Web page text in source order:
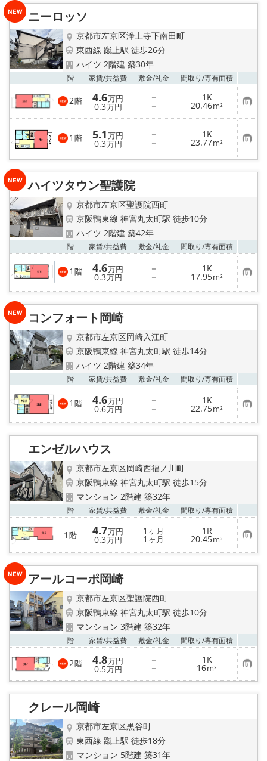
り
ニーロッソ
京都市左京区浄土寺下南田町
東西線 蹴上駅 徒歩26分
ハイツ 2階建 築30年
階 家賃/共益費 敷金/礼金 間取り/専有面積
2階 4.6万円
0.3万円
－
－
1K
20.46m² お
気
に
入
り
登
録
1 階 5.1万円
0.3万円
－
－
1K
23.77m² お
気
に
り
ハイツタウン聖護院
京都市左京区聖護院西町
京阪鴨東線 神宮丸太町駅 徒歩10分
ハイツ 2階建 築42年
階 家賃/共益費 敷金/礼金 間取り/専有面積
1 階 4.6万円
0.3万円
－
－
1K
17.95m² お
気
に
コンフォート岡崎
京都市左京区岡崎入江町
京阪鴨東線 神宮丸太町駅 徒歩14分
ハイツ 2階建 築34年
階 家賃/共益費 敷金/礼金 間取り/専有面積
1 階 4.6万円
0.6万円
－
－
1K
22.75m² お
気
に
エンゼルハウス
京都市左京区岡崎西福ノ川町
京阪鴨東線 神宮丸太町駅 徒歩15分
マンション 2階建 築32年
階 家賃/共益費 敷金/礼金 間取り/専有面積
1 階 4.7万円
0.3万円
1 ヶ月
1 ヶ月
1R
20.45m² お
気
に
入
アールコーポ岡崎
京都市左京区聖護院西町
京阪鴨東線 神宮丸太町駅 徒歩10分
マンション 3階建 築32年
階 家賃/共益費 敷金/礼金 間取り/専有面積
2階 4.8万円
0.5万円
－
－
1K
16m² お
気
に
入
クレール岡崎
京都市左京区黒谷町
東西線 蹴上駅 徒歩18分
マンション 5階建 築31年